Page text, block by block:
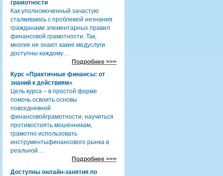
грамотности
Как уполномоченный зачастую
сталкиваюсь с проблемой незнания
гражданами элементарных правил
финансовой грамотности. Так,
многие не знают какие медуслуги
доступны каждому…
Подробнее >>>
Курс «Практичные финансы: от
знаний к действиям»
Цель курса – в простой форме
помочь освоить основы
повседневной
финансовойграмотности, научиться
противостоять мошенникам,
грамотно использовать
инструментыфинансового рынка в
реальной…
Подробнее >>>
Доступны онлайн-занятия по